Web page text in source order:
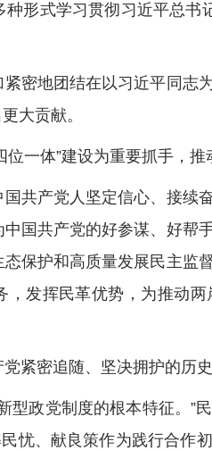
式学习贯彻习近平总书
地团结在以习近平同志
大贡献。
体”建设为重要抓手，推
产党人坚定信心、接续
国共产党的好参谋、好帮
保护和高质量发展民主监
发挥民革优势，为推动
密追随、坚决拥护的历史
政党制度的根本特征。”
忧、献良策作为践行合作